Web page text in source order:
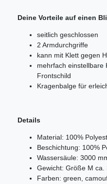
Deine Vorteile auf einen
seitlich geschlossen
2 Armdurchgriffe
kann mit Klett gegen
mehrfach einstellbare
Frontschild
Kragenbalge für
Details
Material: 100%
Beschichtung: 100%
Wassersäule: 3000
Gewicht: Größe M
Farben: green,